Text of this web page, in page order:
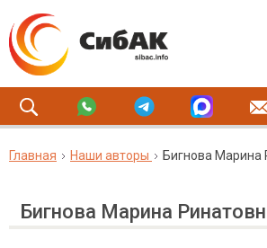
Главная Наши авторы Бигнова Марина
Бигнова Марина